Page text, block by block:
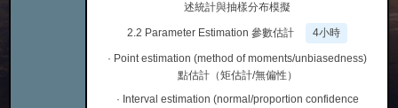
述統計與抽樣分布模擬
2.2 Parameter Estimation 參數估計 4小時
· Point estimation (method of moments/unbiasedness)
點估計（矩估計/無偏性）
· Interval estimation (normal/proportion confidence